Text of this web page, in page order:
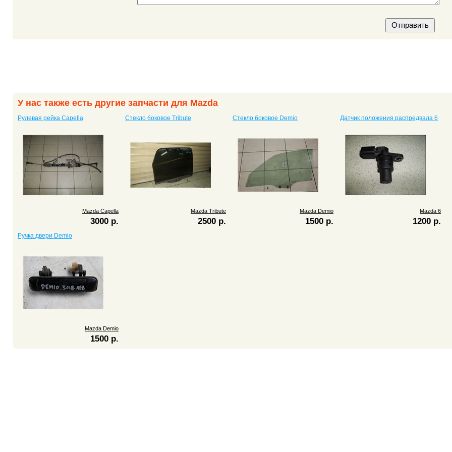
У нас также есть другие запчасти для Mazda
Рулевая рейка Capella
Mazda Capella
3000 р.
Стекло боковое Tribute
Mazda Tribute
2500 р.
Стекло боковое Demio
Mazda Demio
1500 р.
Датчик положения распредвала 6
Mazda 6
1200 р.
Ручка двери Demio
Mazda Demio
1500 р.